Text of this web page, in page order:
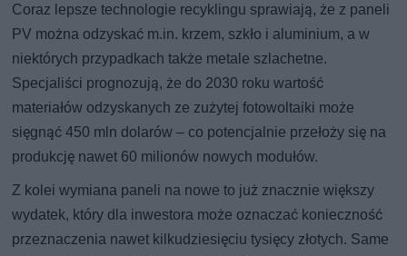
Coraz lepsze technologie recyklingu sprawiają, że z paneli
PV można odzyskać m.in. krzem, szkło i aluminium, a w
niektórych przypadkach także metale szlachetne.
Specjaliści prognozują, że do 2030 roku wartość
materiałów odzyskanych ze zużytej fotowoltaiki może
sięgnąć 450 mln dolarów – co potencjalnie przełoży się na
produkcję nawet 60 milionów nowych modułów.
Z kolei wymiana paneli na nowe to już znacznie większy
wydatek, który dla inwestora może oznaczać konieczność
przeznaczenia nawet kilkudziesięciu tysięcy złotych. Same